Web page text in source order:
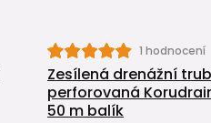
1 hodnocení
Zesílená drenážní
perforovaná
50 m balík